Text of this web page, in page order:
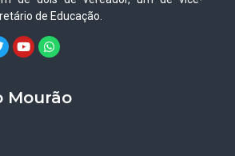
de Educação.
Mourão